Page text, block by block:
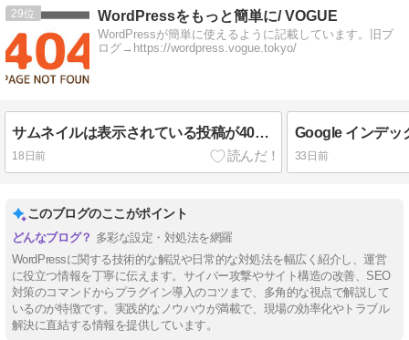
29 WordPressをもっと簡単に/ VOGUE
WordPressが簡単に使えるように記載しています。旧ブ
ログ→https://wordpress.vogue.tokyo/
サムネイルは表示されている投稿が404 WP
18日前 33日前
このブログのここがポイント
多彩な設定・対処法を網羅
WordPressに関する技術的な解説や日常的な対処法を幅広く紹介し、運営
に役立つ情報を丁寧に伝えます。サイバー攻撃やサイト構造の改善、SEO
対策のコマンドからプラグイン導入のコツまで、多角的な視点で解説して
いるのが特徴です。実践的なノウハウが満載で、現場の効率化やトラブル
解決に直結する情報を提供しています。